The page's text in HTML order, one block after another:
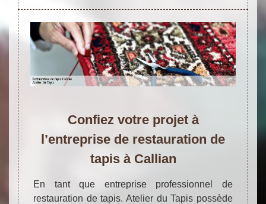
Confiez votre projet à
l’entreprise de restauration de
tapis à Callian
En tant que entreprise professionnel de
restauration de tapis. Atelier du Tapis possède